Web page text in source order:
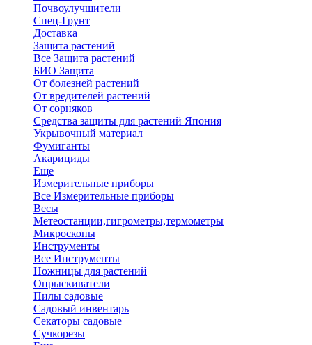
Почвоулучшители
Спец-Грунт
Доставка
Защита растений
Все Защита растений
БИО Защита
От болезней растений
От вредителей растений
От сорняков
Средства защиты для растений Япония
Укрывочный материал
Фумиганты
Акарициды
Еще
Измерительные приборы
Все Измерительные приборы
Весы
Метеостанции,гигрометры,термометры
Микроскопы
Инструменты
Все Инструменты
Ножницы для растений
Опрыскиватели
Пилы садовые
Садовый инвентарь
Секаторы садовые
Сучкорезы